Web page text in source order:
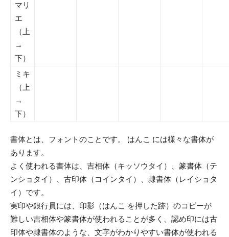
マリ
エ
（上
→
下）
ミキ
（上
→
下）
書体とは、フォントのことです。 はんこ には様々な書体が
あります。
よく使われる書体は、吉相体（キッソウタイ）、篆書体（テ
ンショタイ）、古印体（コインタイ）、隷書体（レイショタ
イ）です。
実印や銀行員には、印影（はんこ を押した跡）のコピーが
難しい吉相体や篆書体が使われることが多く、認め印には古
印体や隷書体のような、文字がわかりやすい書体が使われる